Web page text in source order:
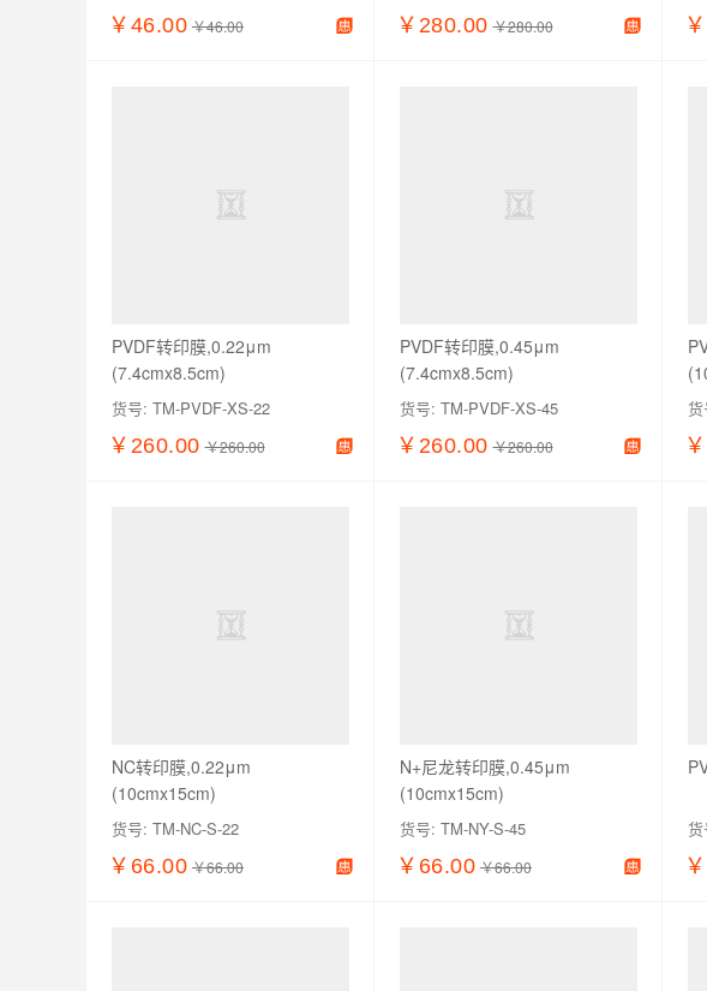
￥46.00 ￥46.00 ￥280.00 ￥280.00
PVDF转印膜,0.22μm
(7.4cmx8.5cm)
货号: TM-PVDF-XS-22
￥260.00 ￥260.00
PVDF转印膜,0.45μm
(7.4cmx8.5cm)
货号: TM-PVDF-XS-45
￥260.00 ￥260.00
NC转印膜,0.22μm
(10cmx15cm)
货号: TM-NC-S-22
￥66.00 ￥66.00
N+尼龙转印膜,0.45μm
(10cmx15cm)
货号: TM-NY-S-45
￥66.00 ￥66.00